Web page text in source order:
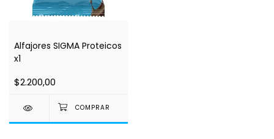
Alfajores SIGMA Proteicos
x1
$2.200,00